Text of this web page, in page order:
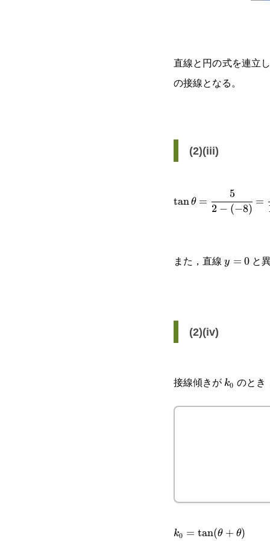
直線と円の式を連立
の接線となる。
(2)(iii)
{2-(-8)}=\cfrac{5}
tanθ =
2 − (−8)
5
=
また，直線 y=0
y = 0 と
(2)(iv)
接線傾きが k_0
k0 のとき
k0 = tan(θ + θ)